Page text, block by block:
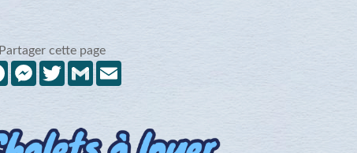
Partager cette page
FacebookMessenger
TwitterGmail